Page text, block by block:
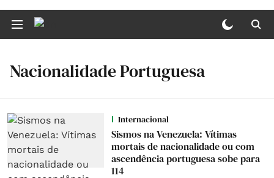
Nacionalidade Portuguesa
Internacional
Sismos na Venezuela: Vítimas
mortais de nacionalidade ou com
ascendência portuguesa sobe para
114